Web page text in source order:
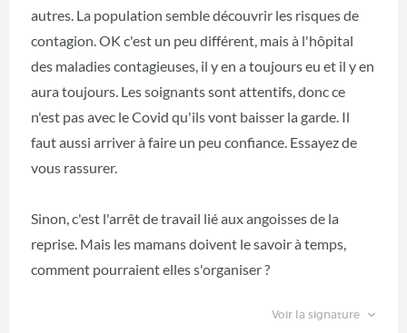
autres. La population semble découvrir les risques de
contagion. OK c'est un peu différent, mais à l'hôpital
des maladies contagieuses, il y en a toujours eu et il y en
aura toujours. Les soignants sont attentifs, donc ce
n'est pas avec le Covid qu'ils vont baisser la garde. Il
faut aussi arriver à faire un peu confiance. Essayez de
vous rassurer.
Sinon, c'est l'arrêt de travail lié aux angoisses de la
reprise. Mais les mamans doivent le savoir à temps,
comment pourraient elles s'organiser ?
Voir la signature